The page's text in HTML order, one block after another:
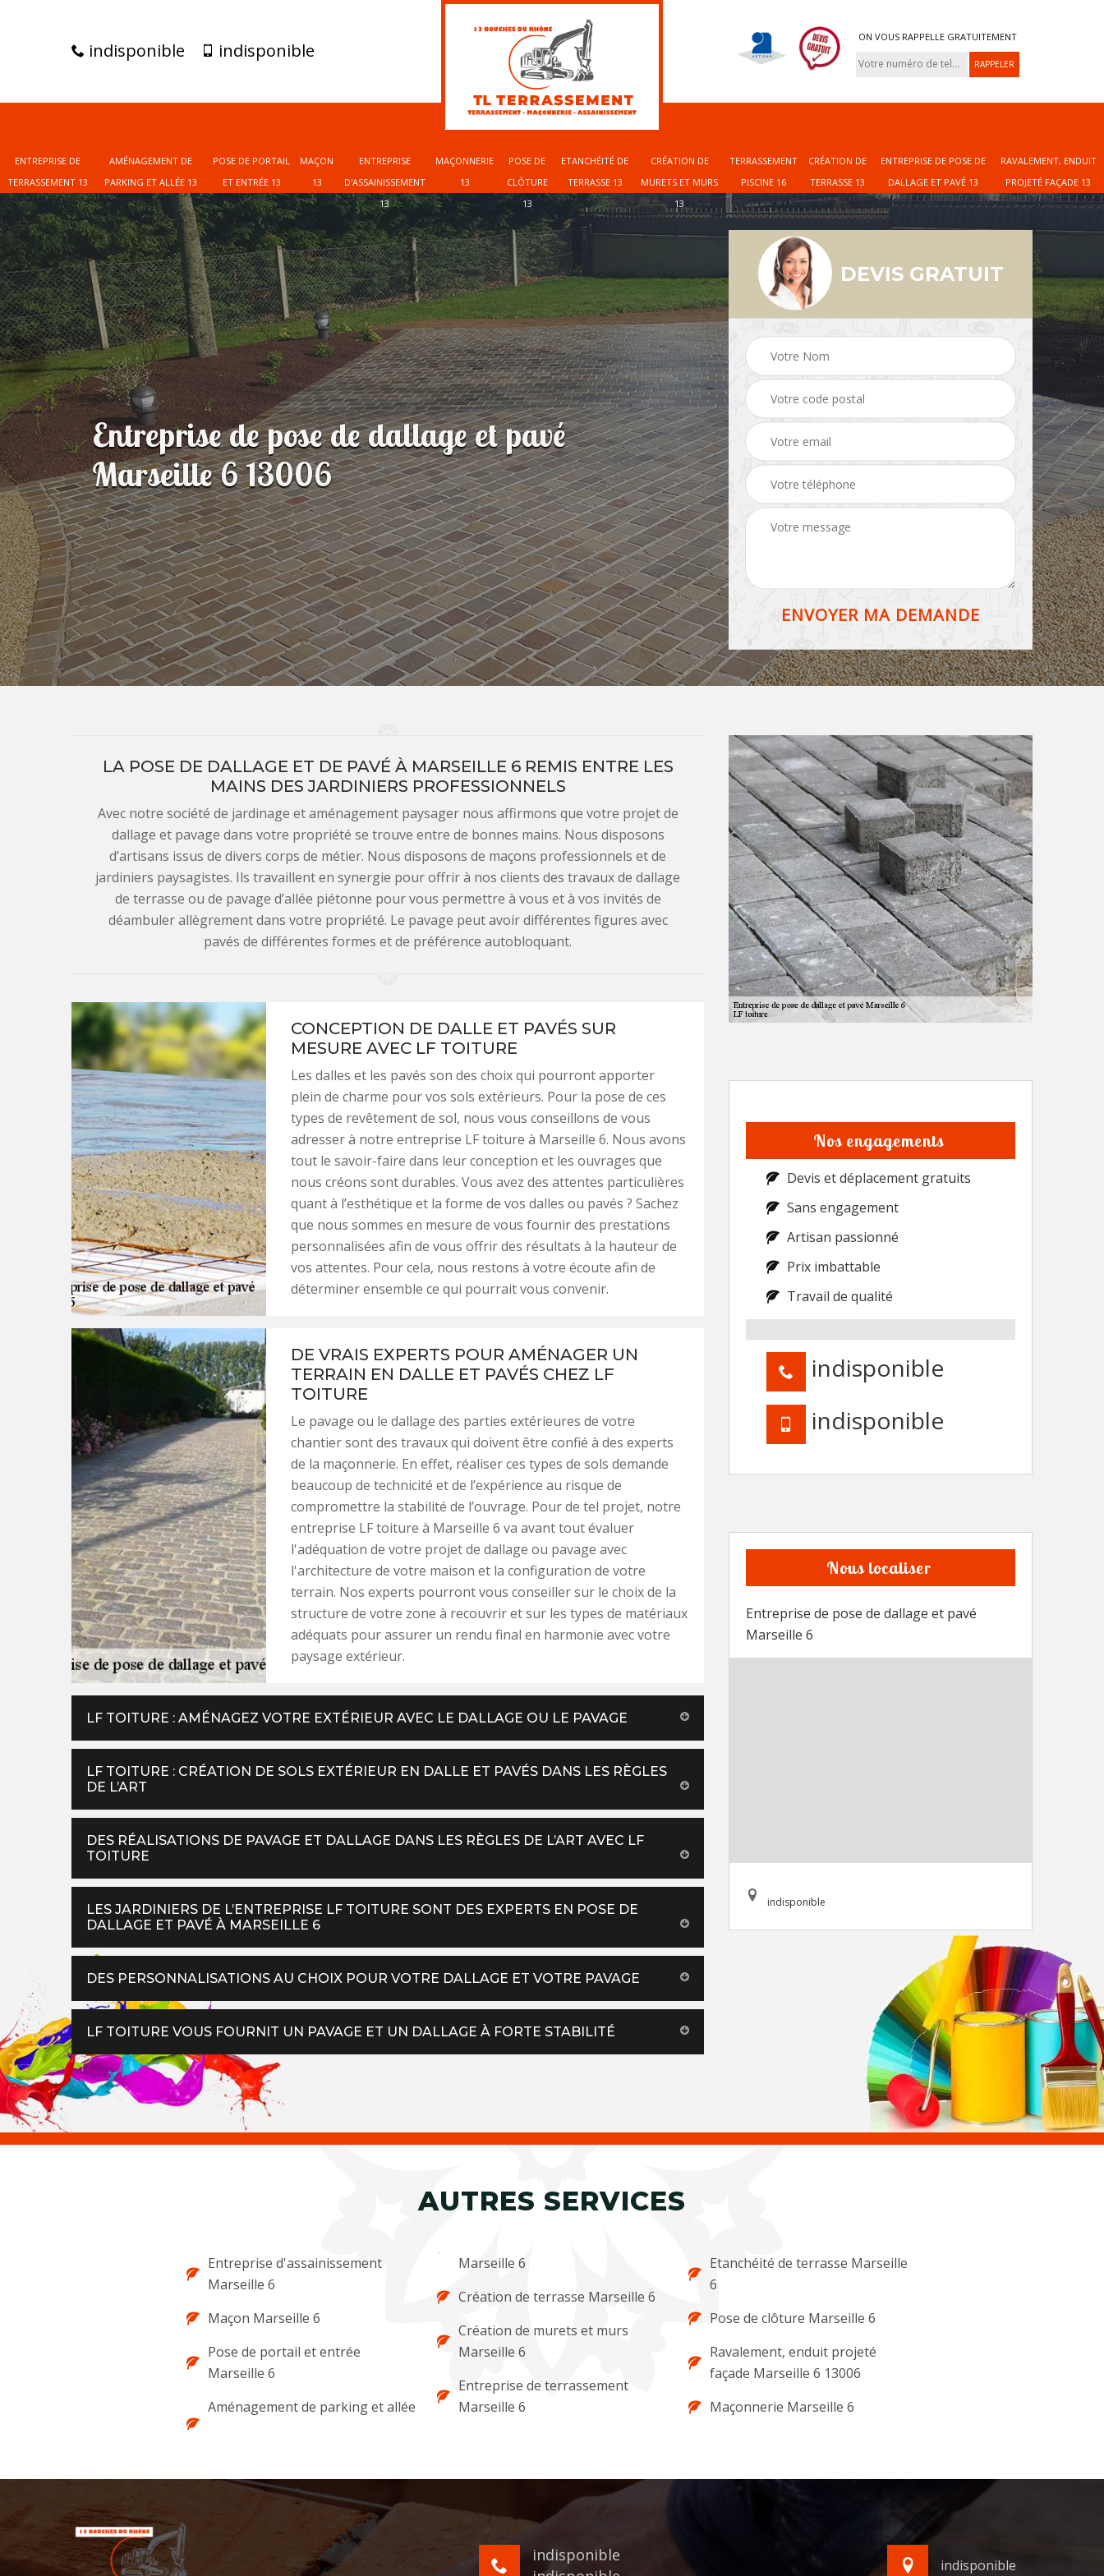
indisponible indisponible
ON VOUS RAPPELLE GRATUITEMENT
ENTREPRISE DE
TERRASSEMENT 13
AMÉNAGEMENT DE
PARKING ET ALLÉE 13
POSE DE PORTAIL
ET ENTRÉE 13
MAÇON
13
ENTREPRISE
D'ASSAINISSEMENT
13
MAÇONNERIE
13
POSE DE
CLÔTURE
13
ETANCHÉITÉ DE
TERRASSE 13
CRÉATION DE
MURETS ET MURS
13
TERRASSEMENT
PISCINE 16
CRÉATION DE
TERRASSE 13
ENTREPRISE DE POSE DE
DALLAGE ET PAVÉ 13
RAVALEMENT, ENDUIT
PROJETÉ FAÇADE 13
Entreprise de pose de dallage et pavé
Marseille 6 13006
DEVIS GRATUIT
LA POSE DE DALLAGE ET DE PAVÉ À MARSEILLE 6 REMIS ENTRE LES
MAINS DES JARDINIERS PROFESSIONNELS
Avec notre société de jardinage et aménagement paysager nous affirmons que votre projet de
dallage et pavage dans votre propriété se trouve entre de bonnes mains. Nous disposons
d’artisans issus de divers corps de métier. Nous disposons de maçons professionnels et de
jardiniers paysagistes. Ils travaillent en synergie pour offrir à nos clients des travaux de dallage
de terrasse ou de pavage d’allée piétonne pour vous permettre à vous et à vos invités de
déambuler allègrement dans votre propriété. Le pavage peut avoir différentes figures avec
pavés de différentes formes et de préférence autobloquant.
CONCEPTION DE DALLE ET PAVÉS SUR
MESURE AVEC LF TOITURE
Les dalles et les pavés son des choix qui pourront apporter
plein de charme pour vos sols extérieurs. Pour la pose de ces
types de revêtement de sol, nous vous conseillons de vous
adresser à notre entreprise LF toiture à Marseille 6. Nous avons
tout le savoir-faire dans leur conception et les ouvrages que
nous créons sont durables. Vous avez des attentes particulières
quant à l’esthétique et la forme de vos dalles ou pavés ? Sachez
que nous sommes en mesure de vous fournir des prestations
personnalisées afin de vous offrir des résultats à la hauteur de
vos attentes. Pour cela, nous restons à votre écoute afin de
déterminer ensemble ce qui pourrait vous convenir.
DE VRAIS EXPERTS POUR AMÉNAGER UN
TERRAIN EN DALLE ET PAVÉS CHEZ LF
TOITURE
Le pavage ou le dallage des parties extérieures de votre
chantier sont des travaux qui doivent être confié à des experts
de la maçonnerie. En effet, réaliser ces types de sols demande
beaucoup de technicité et de l’expérience au risque de
compromettre la stabilité de l’ouvrage. Pour de tel projet, notre
entreprise LF toiture à Marseille 6 va avant tout évaluer
l'adéquation de votre projet de dallage ou pavage avec
l'architecture de votre maison et la configuration de votre
terrain. Nos experts pourront vous conseiller sur le choix de la
structure de votre zone à recouvrir et sur les types de matériaux
adéquats pour assurer un rendu final en harmonie avec votre
paysage extérieur.
LF TOITURE : AMÉNAGEZ VOTRE EXTÉRIEUR AVEC LE DALLAGE OU LE PAVAGE
LF TOITURE : CRÉATION DE SOLS EXTÉRIEUR EN DALLE ET PAVÉS DANS LES RÈGLES
DE L’ART
DES RÉALISATIONS DE PAVAGE ET DALLAGE DANS LES RÈGLES DE L’ART AVEC LF
TOITURE
LES JARDINIERS DE L’ENTREPRISE LF TOITURE SONT DES EXPERTS EN POSE DE
DALLAGE ET PAVÉ À MARSEILLE 6
DES PERSONNALISATIONS AU CHOIX POUR VOTRE DALLAGE ET VOTRE PAVAGE
LF TOITURE VOUS FOURNIT UN PAVAGE ET UN DALLAGE À FORTE STABILITÉ
Nos engagements
Devis et déplacement gratuits
Sans engagement
Artisan passionné
Prix imbattable
Travail de qualité
indisponible
indisponible
Nous localiser
Entreprise de pose de dallage et pavé
Marseille 6
indisponible
AUTRES SERVICES
Entreprise d'assainissement
Marseille 6
Maçon Marseille 6
Pose de portail et entrée
Marseille 6
Aménagement de parking et allée
Marseille 6
Création de terrasse Marseille 6
Création de murets et murs
Marseille 6
Entreprise de terrassement
Marseille 6
Etanchéité de terrasse Marseille
6
Pose de clôture Marseille 6
Ravalement, enduit projeté
façade Marseille 6 13006
Maçonnerie Marseille 6
indisponible
indisponible